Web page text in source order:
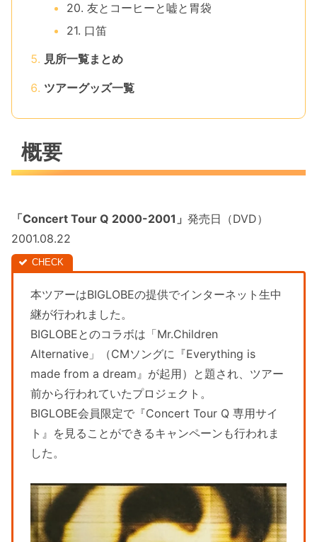
20. 友とコーヒーと嘘と胃袋
21. 口笛
見所一覧まとめ
ツアーグッズ一覧
概要
「Concert Tour Q 2000-2001 」 発売日（DVD）
2001.08.22
本ツアーはBIGLOBEの提供でインターネット生中
継が行われました。
BIGLOBEとのコラボは「Mr.Children
Alternative」（CMソングに『Everything is
made from a dream』が起用）と題され、ツアー
前から行われていたプロジェクト。
BIGLOBE会員限定で『Concert Tour Q 専用サイ
ト』を見ることができるキャンペーンも行われま
した。